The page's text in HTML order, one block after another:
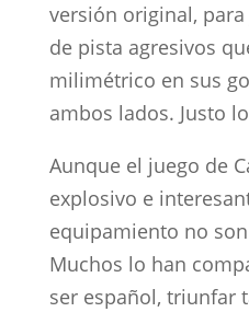
versión original,
de pista agresivos
milimétrico en sus
ambos lados. Justo
Aunque el juego de
explosivo e
equipamiento no
Muchos lo han
ser español, triunfar